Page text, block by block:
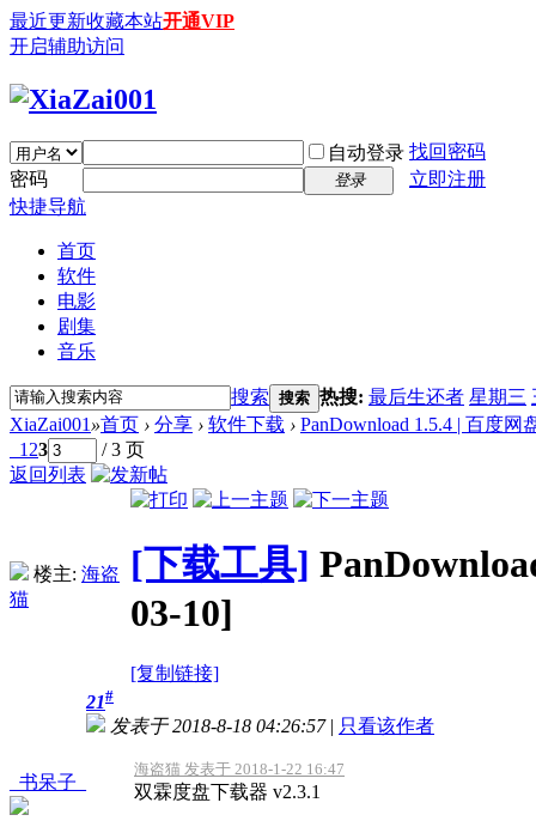
最近更新收藏本站开通VIP
开启辅助访问
自动登录 找回密码
密码
登录
立即注册
快捷导航
首页
软件
电影
剧集
音乐
搜索 搜索 热搜: 最后生还者 星期三
XiaZai001 »首页 › 分享 › 软件下载 › PanDownload 1.5.4 | 百度网
1 23
/ 3 页
返回列表
楼主: 海盗
猫
[下载工具]
03-10]
[复制链接]
_书呆子_
21#
发表于 2018-8-18 04:26:57 | 只看该作者
海盗猫 发表于 2018-1-22 16:47
双霖度盘下载器 v2.3.1